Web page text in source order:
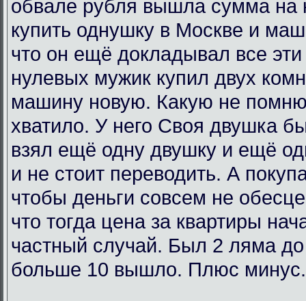
обвале рубля вышла сумма на
купить однушку в Москве и
что он ещё докладывал все
нулевых мужик купил двух
машину новую. Какую не
хватило. У него Своя двушка
взял ещё одну двушку и ещё
и не стоит переводить. А
чтобы деньги совсем не
что тогда цена за квартиры
частный случай. Был 2 ляма
больше 10 вышло. Плюс минус.